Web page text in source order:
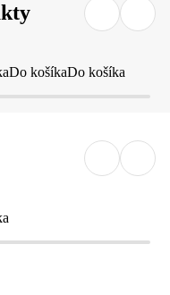
Do košíkaDo košíka